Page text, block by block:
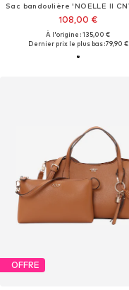
108,00 €
À l'origine : 135,00 €
Dernier prix le plus bas :79,90 €
OFFRE